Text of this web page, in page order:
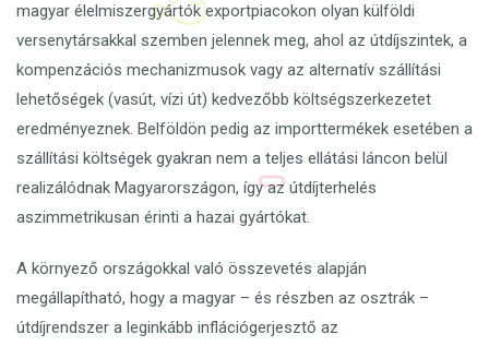
magyar élelmiszergyártók exportpiacokon olyan külföldi
versenytársakkal szemben jelennek meg, ahol az útdíjszintek, a
kompenzációs mechanizmusok vagy az alternatív szállítási
lehetőségek (vasút, vízi út) kedvezőbb költségszerkezetet
eredményeznek. Belföldön pedig az importtermékek esetében a
szállítási költségek gyakran nem a teljes ellátási láncon belül
realizálódnak Magyarországon, így az útdíjterhelés
aszimmetrikusan érinti a hazai gyártókat.
A környező országokkal való összevetés alapján
megállapítható, hogy a magyar – és részben az osztrák –
útdíjrendszer a leginkább inflációgerjesztő az